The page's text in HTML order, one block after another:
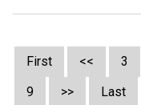
First << 3
9
>> Last